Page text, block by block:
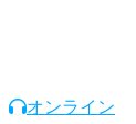
オンライン